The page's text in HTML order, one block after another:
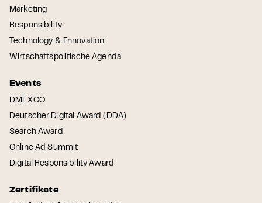
Marketing
Responsibility
Technology & Innovation
Wirtschaftspolitische Agenda
Events
DMEXCO
Deutscher Digital Award (DDA)
Search Award
Online Ad Summit
Digital Responsibility Award
Zertifikate